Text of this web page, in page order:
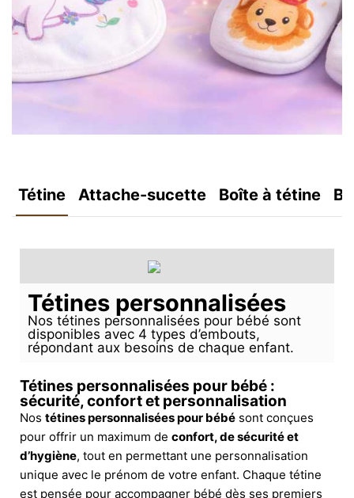
Tétine Attache-sucette Boîte à tétine
Tétines personnalisées
Nos tétines personnalisées pour bébé sont
disponibles avec 4 types d’embouts,
répondant aux besoins de chaque enfant.
Tétines personnalisées pour bébé :
sécurité, confort et personnalisation
Nos tétines personnalisées pour bébé sont conçues
pour offrir un maximum de confort, de sécurité et
d’hygiène, tout en permettant une personnalisation
unique avec le prénom de votre enfant. Chaque tétine
est pensée pour accompagner bébé dès ses premiers